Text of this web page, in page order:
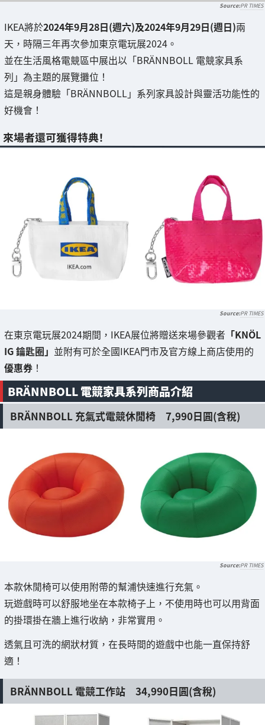
PR TIMES
IKEA將於2024年9月28日(週六)及2024年9月29日(週日)兩
天，時隔三年再次參加東京電玩展2024。
並在生活風格電競區中展出以「BRÄNNBOLL 電競家具系
列」為主題的展覽攤位！
這是親身體驗「BRÄNNBOLL」系列家具設計與靈活功能性的
好機會！
來場者還可獲得特典！
PR TIMES
在東京電玩展2024期間，IKEA展位將贈送來場參觀者 「KNÖL
IG 鑰匙圈」 並附有可於全國IKEA門市及官方線上商店使用的
優惠券 ！
BRÄNNBOLL 電競家具系列商品介紹
BRÄNNBOLL 充氣式電競休閒椅 7,990日圓(含稅)
PR TIMES
本款休閒椅可以使用附帶的幫浦快速進行充氣。
玩遊戲時可以舒服地坐在本款椅子上，不使用時也可以用背面
的掛環掛在牆上進行收納，非常實用。
透氣且可洗的網狀材質，在長時間的遊戲中也能一直保持舒
適！
BRÄNNBOLL 電競工作站 34,990日圓(含稅)